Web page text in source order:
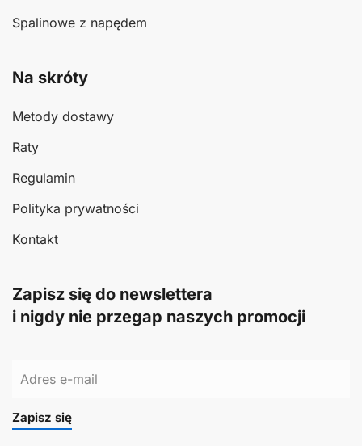
Spalinowe z napędem
Na skróty
Metody dostawy
Raty
Regulamin
Polityka prywatności
Kontakt
Zapisz się do newslettera
i nigdy nie przegap naszych promocji
Zapisz się